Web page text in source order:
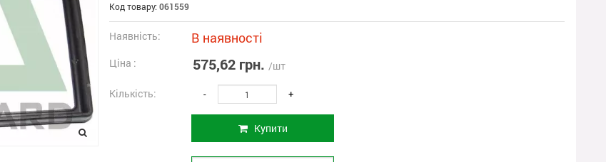
Код товару: 061559
Наявність: В наявності
Ціна : 575,62 грн. /шт
Кількість: - +
Купити